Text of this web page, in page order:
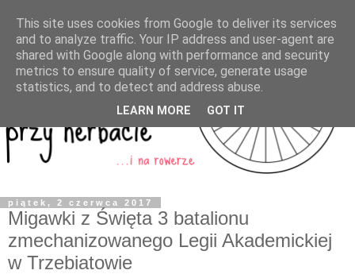
piątek, 2 czerwca 2017
Migawki z Święta 3 batalionu
zmechanizowanego Legii Akademickiej
w Trzebiatowie
This site uses cookies from Google to deliver its services
and to analyze traffic. Your IP address and user-agent are
shared with Google along with performance and security
metrics to ensure quality of service, generate usage
statistics, and to detect and address abuse.
LEARN MORE GOT IT